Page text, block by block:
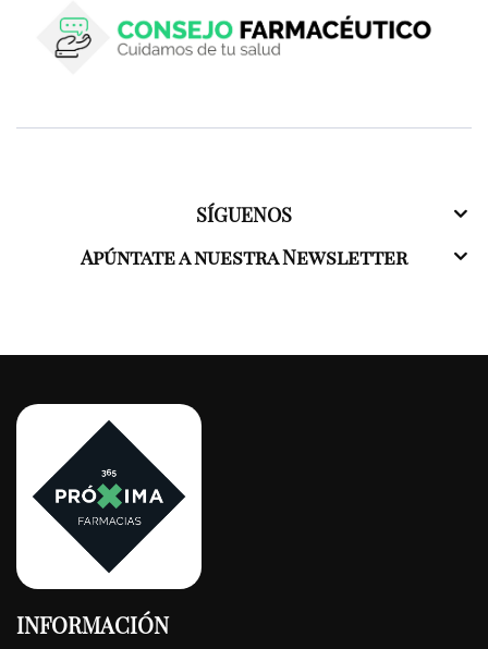
SÍGUENOS
Apúntate a nuestra Newsletter
INFORMACIÓN